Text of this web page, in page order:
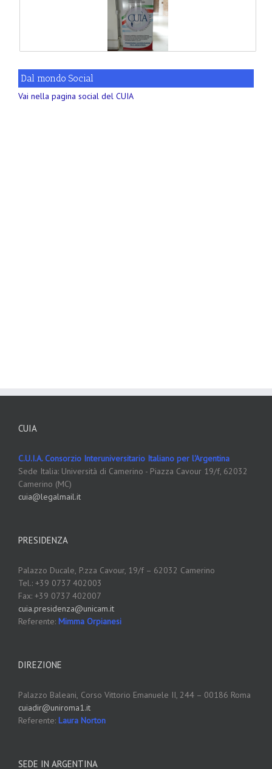
Dal mondo Social
Vai nella pagina social del CUIA
CUIA
C.U.I.A. Consorzio Interuniversitario Italiano per l'Argentina
Sede Italia: Università di Camerino - Piazza Cavour 19/f, 62032
Camerino (MC)
cuia@legalmail.it
PRESIDENZA
Palazzo Ducale, P.zza Cavour, 19/f – 62032 Camerino
Tel.: +39 0737 402003
Fax: +39 0737 402007
cuia.presidenza@unicam.it
Referente: Mimma Orpianesi
DIREZIONE
Palazzo Baleani, Corso Vittorio Emanuele II, 244 – 00186 Roma
cuiadir@uniroma1.it
Referente: Laura Norton
SEDE IN ARGENTINA